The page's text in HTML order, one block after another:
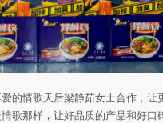
的情歌天后梁静茹女士合作，
歌那样，让好品质的产品和好口